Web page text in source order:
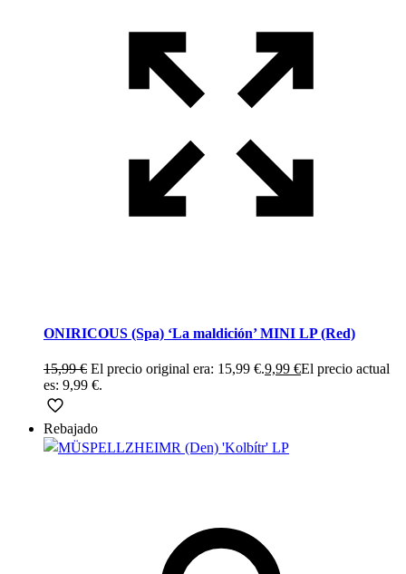
ONIRICOUS (Spa) ‘La maldición’ MINI LP (Red)
15,99€ El precio original era: 15,99 €.9,99 €El precio actual
es: 9,99 €.
Rebajado